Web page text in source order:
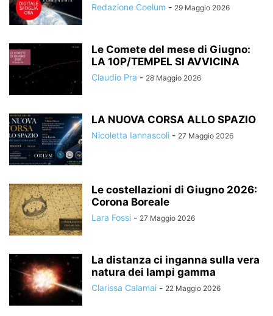
Redazione Coelum - 29 Maggio 2026
Le Comete del mese di Giugno:
LA 10P/TEMPEL SI AVVICINA
Claudio Pra - 28 Maggio 2026
LA NUOVA CORSA ALLO SPAZIO
Nicoletta Iannascoli - 27 Maggio 2026
Le costellazioni di Giugno 2026:
Corona Boreale
Lara Fossi - 27 Maggio 2026
La distanza ci inganna sulla vera
natura dei lampi gamma
Clarissa Calamai - 22 Maggio 2026